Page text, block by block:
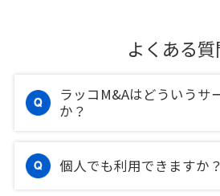
よくある質
ラッコM&Aはどういうサ
か？
個人でも利用できますか？